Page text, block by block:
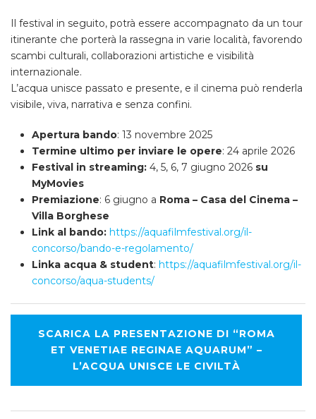
Il festival in seguito, potrà essere accompagnato da un tour
itinerante che porterà la rassegna in varie località, favorendo
scambi culturali, collaborazioni artistiche e visibilità
internazionale.
L’acqua unisce passato e presente, e il cinema può renderla
visibile, viva, narrativa e senza confini.
Apertura bando: 13 novembre 2025
Termine ultimo per inviare le opere: 24 aprile 2026
Festival in streaming: 4, 5, 6, 7 giugno 2026 su
MyMovies
Premiazione: 6 giugno a Roma – Casa del Cinema –
Villa Borghese
Link al bando: https://aquafilmfestival.org/il-
concorso/bando-e-regolamento/
Linka acqua & student: https://aquafilmfestival.org/il-
concorso/aqua-students/
SCARICA LA PRESENTAZIONE DI “ROMA
ET VENETIAE REGINAE AQUARUM” –
L’ACQUA UNISCE LE CIVILTÀ